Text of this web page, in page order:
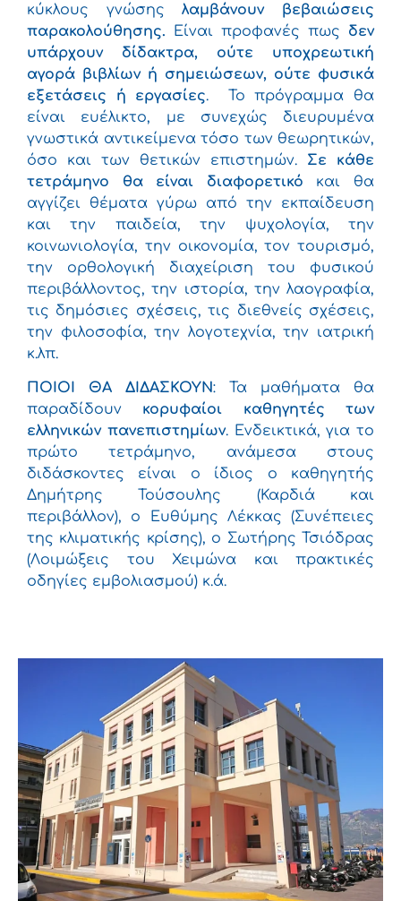
κύκλους γνώσηςλαμβάνουν βεβαιώσεις
παρακολούθησης. Είναι προφανές πως δεν
υπάρχουν δίδακτρα, ούτε υποχρεωτική
αγορά βιβλίων ή σημειώσεων, ούτε φυσικά
εξετάσεις ή εργασίες. Το πρόγραμμα θα
είναι ευέλικτο, με συνεχώς διευρυμένα
γνωστικά αντικείμενα τόσο των θεωρητικών,
όσο και των θετικών επιστημών. Σε κάθε
τετράμηνο θα είναι διαφορετικό και θα
αγγίζει θέματα γύρω από την εκπαίδευση
και την παιδεία, την ψυχολογία, την
κοινωνιολογία, την οικονομία, τον τουρισμό,
την ορθολογική διαχείριση του φυσικού
περιβάλλοντος, την ιστορία, την λαογραφία,
τις δημόσιες σχέσεις, τις διεθνείς σχέσεις,
την φιλοσοφία, την λογοτεχνία, την ιατρική
κ.λπ.
ΠΟΙΟΙ ΘΑ ΔΙΔΑΣΚΟΥΝ: Τα μαθήματα θα
παραδίδουν κορυφαίοι καθηγητές των
ελληνικών πανεπιστημίων. Ενδεικτικά, για το
πρώτο τετράμηνο, ανάμεσα στους
διδάσκοντες είναι ο ίδιος ο καθηγητής
Δημήτρης Τούσουλης (Καρδιά και
περιβάλλον), ο Ευθύμης Λέκκας (Συνέπειες
της κλιματικής κρίσης), ο Σωτήρης Τσιόδρας
(Λοιμώξεις του Χειμώνα και πρακτικές
οδηγίες εμβολιασμού) κ.ά.